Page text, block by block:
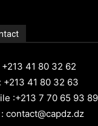
41 80 32 62
+213 41 80 32 63
:+213 7 70 65 93 89
contact@capdz.dz